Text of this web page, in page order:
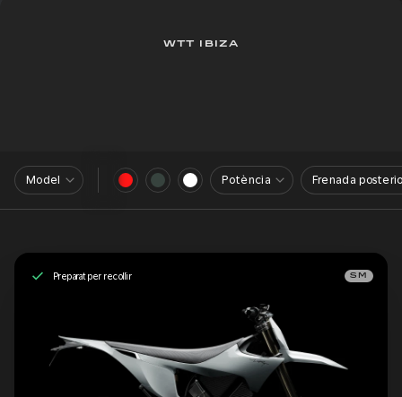
WTT IBIZA
Model Potència Frenada
Preparat per recollir SM